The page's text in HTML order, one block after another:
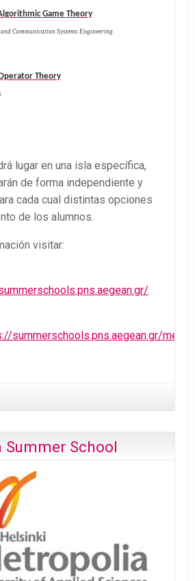
Game Theory
Communication Systems Engineering
Theory
lugar en una isla específica,
de forma independiente y
cada cual distintas opciones
de los alumnos.
visitar:
summerschools.pns.aegean.gr/menu-
Summer School